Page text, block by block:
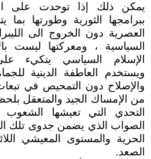
يمكن ذلك إذا توحدت على
ببرامجها الثورية وطورتها
العصرية دون الخروج الى
السياسية ، ومعركتها ليست
الإسلام السياسي يتكيء
ويستخدم العاطفة الدينية
والإصلاح دون التمحيص في
من الإمساك الجيد والمتعقل
التحدي التي تعيشها الشعوب
الصواب الذي يضمن جدوى تلك
الحرية والمستوى المعيشي
الصعد.